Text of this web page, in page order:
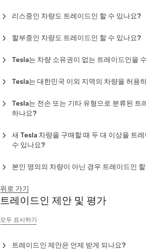
오토바이, RV 또는 상업용 차량은 대상에서
바이저 또는 공인 파트너가 차량 점검 시간을
적은 최종 구매 가격에 반영됩니다.
시간을 예약하기 위해 연락을 드릴 것입니다.
대한 대금은 공인 파트너로부터 직접 받게
다양한 시장 변수를 감안하여 계산된 가격
종 가격은 점검 후 차량 상태에 따라 결정됩
리스중인 차량도 트레이드인 할 수 있나요?
을 종료하고 트레이드인 차량의 소유권을 주
할부중인 차량도 트레이드인 할 수 있나요?
이전하기 전에 담보를 해결할 수 있는 경우에
또는 이전 차량 소유자에게 귀속되며 Tesla
지 않습니다.
Tesla는 차량 소유권이 없는 트레이드인을
차량이어야 합니다. 실제 소유권이 필요합니
Tesla는 대한민국 이외 지역의 차량을 허용
지 않습니다.
Tesla는 전손 또는 기타 유형으로 분류된 트
하나요?
작동 불가(junk), 재활용(recycled) 또는 주
의 이력이 있는 차량은 트레이드인 대상이 아
새 Tesla 차량을 구매할 때 두 대 이상을 트
수 있나요?
지만 접수합니다(두 대 이상은 지원하지 않
본인 명의의 차량이 아닌 경우 트레이드인
를 확인해야 합니다. 또한 트레이드인 의사의
위해 차량 명의자로부터 동의서를 받아 제공
류에는 가족관계증명서, 사업자등록증 등이
위로 가기
트레이드인 제안 및 평가
모두 표시하기
트레이드인 제안은 언제 받게 되나요?